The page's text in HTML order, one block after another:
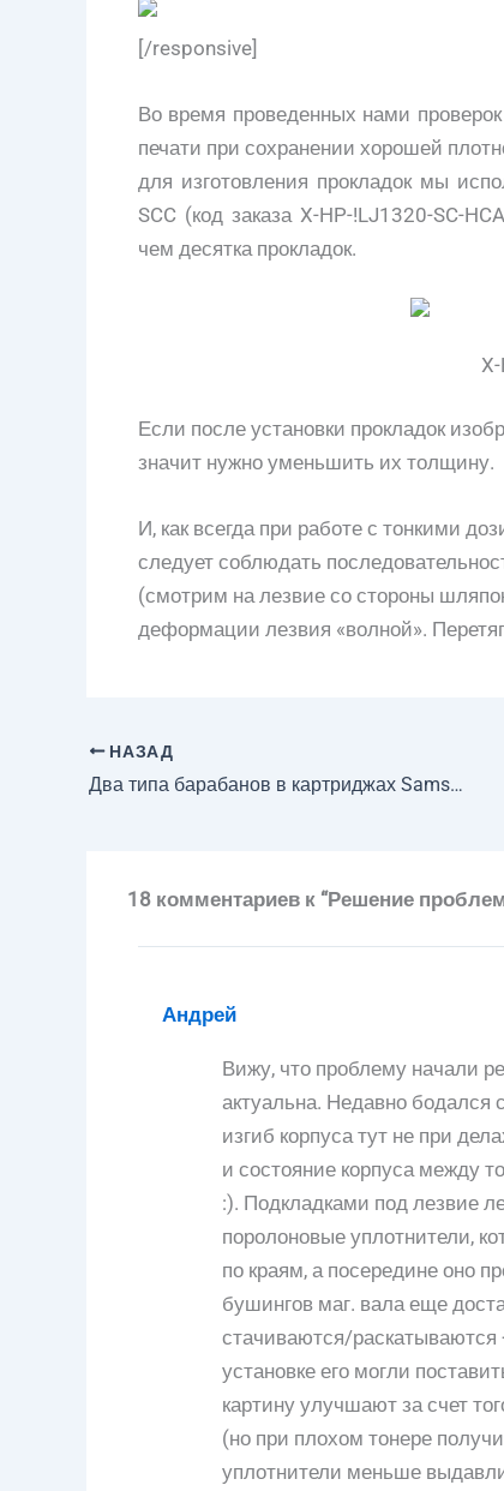
[/responsive]
Во время проведенных нами
печати при сохранении хорошей
для изготовления прокладок мы
SCC (код заказа X-HP-!LJ1320-SC-
чем десятка прокладок.
Если после установки прокладок
значит нужно уменьшить их толщину.
И, как всегда при работе с тонкими
следует соблюдать
(смотрим на лезвие со стороны
деформации лезвия «волной».
НАЗАД
Два типа барабанов в картриджах Samsung MLT-D205
18 комментариев к “Решение
Андрей
Вижу, что проблему начали
актуальна. Недавно бодался
изгиб корпуса тут не при
и состояние корпуса между
:). Подкладками под лезвие
поролоновые уплотнители,
по краям, а посередине оно
бушингов маг. вала еще
стачиваются/
установке его могли
картину улучшают за счет
(но при плохом тонере
уплотнители меньше